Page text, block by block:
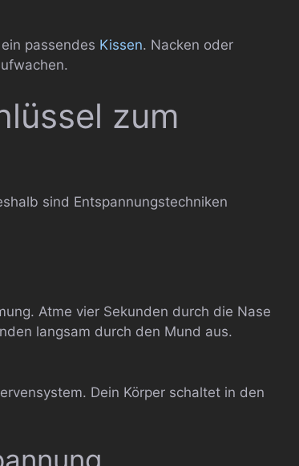
passendes Kissen. Nacken oder
zum
sind Entspannungstechniken
Atme vier Sekunden durch die Nase
langsam durch den Mund aus.
Dein Körper schaltet in den